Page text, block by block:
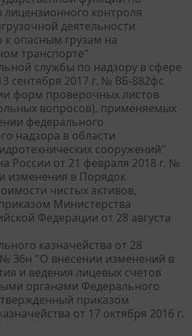
контроля
деятельности
опасным грузам на
транспорте"
службы по надзору в сфере
сентября 2017 г. № ВБ-882фс
форм проверочных листов
вопросов), применяемых
федерального
надзора в области
сооружений"
России от 21 февраля 2018 г. №
изменения в Порядок
чистых активов,
Министерства
Федерации от 28 августа
казначейства от 28
№ 36н "О внесении изменений в
и ведения лицевых счетов
органами Федерального
приказом
от 17 октября 2016 г.